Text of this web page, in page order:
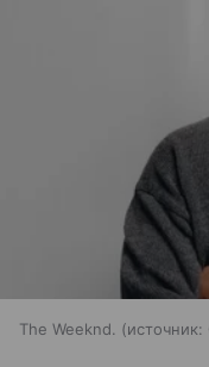
The Weeknd. источник: